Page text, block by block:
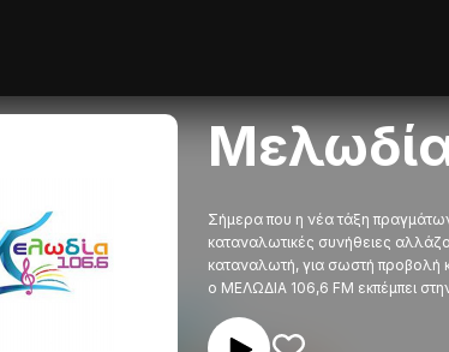
Σήμερα που η νέα τάξη
καταναλωτικές συνήθειες
καταναλωτή, για σωστή προβολή
ο ΜΕΛΩΔΙΑ 106,6 FM εκπέμπει